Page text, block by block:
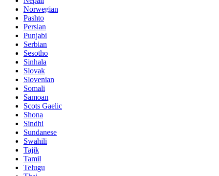
Norwegian
Pashto
Persian
Punjabi
Serbian
Sesotho
Sinhala
Slovak
Slovenian
Somali
Samoan
Scots Gaelic
Shona
Sindhi
Sundanese
Swahili
Tajik
Tamil
Telugu